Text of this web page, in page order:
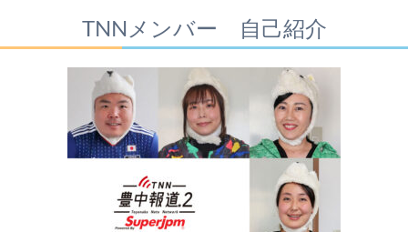
TNNメンバー 自己紹介